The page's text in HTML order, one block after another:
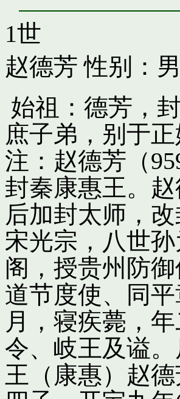
1世
赵德芳 性别：男
始祖：德芳，
庶子弟，别于
注：赵德芳（
封秦康惠王。
后加封太师，
宋光宗，八世
阁，授贵州防
道节度使、同
月，寝疾薨，
令、岐王及谥
王（康惠）赵